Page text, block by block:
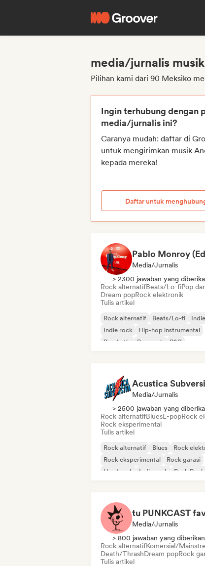
media/jurnalis
Pilihan kami dari 90 Meksiko
Ingin terhubung dengan
media/jurnalis ini?
Caranya mudah: daftar di
untuk mengirimkan musik
kepada mereka!
Daftar untuk
Media/Jurnalis
> 2300 jawaban yang
Rock alternatifBeats/Lo-fiPop
Dream popRock elektronik
Tulis artikel
Rock alternatif Beats/Lo-fi
Indie rock
Hip-hop instrumental
Pop Latin
Pop rock R&B
Acustica
Media/Jurnalis
> 2500 jawaban yang
Rock alternatifBluesE-popRock
Rock eksperimental
Tulis artikel
Rock alternatif Blues
Rock
Rock eksperimental
Rock garasi
Hard rock
Indie rock Punk Rock
tu PUNKCAST
Media/Jurnalis
> 800 jawaban yang diberikan
Rock alternatifKomersial/
Death/ThrashDream popRock
Tulis artikel